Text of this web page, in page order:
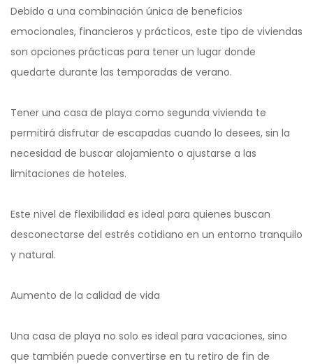
Debido a una combinación única de beneficios
emocionales, financieros y prácticos, este tipo de viviendas
son opciones prácticas para tener un lugar donde
quedarte durante las temporadas de verano.
Tener una casa de playa como segunda vivienda te
permitirá disfrutar de escapadas cuando lo desees, sin la
necesidad de buscar alojamiento o ajustarse a las
limitaciones de hoteles.
Este nivel de flexibilidad es ideal para quienes buscan
desconectarse del estrés cotidiano en un entorno tranquilo
y natural.
Aumento de la calidad de vida
Una casa de playa no solo es ideal para vacaciones, sino
que también puede convertirse en tu retiro de fin de